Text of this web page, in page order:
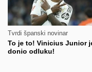
Tvrdi španski novinar
To je to! Vinicius Junior
donio odluku!